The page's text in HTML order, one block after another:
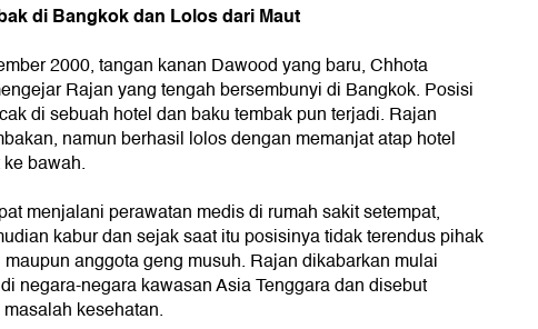
di Bangkok dan Lolos dari Maut
2000, tangan kanan Dawood yang baru, Chhota
Rajan yang tengah bersembunyi di Bangkok. Posisi
di sebuah hotel dan baku tembak pun terjadi. Rajan
namun berhasil lolos dengan memanjat atap hotel
bawah.
menjalani perawatan medis di rumah sakit setempat,
kabur dan sejak saat itu posisinya tidak terendus pihak
anggota geng musuh. Rajan dikabarkan mulai
negara-negara kawasan Asia Tenggara dan disebut
kesehatan.